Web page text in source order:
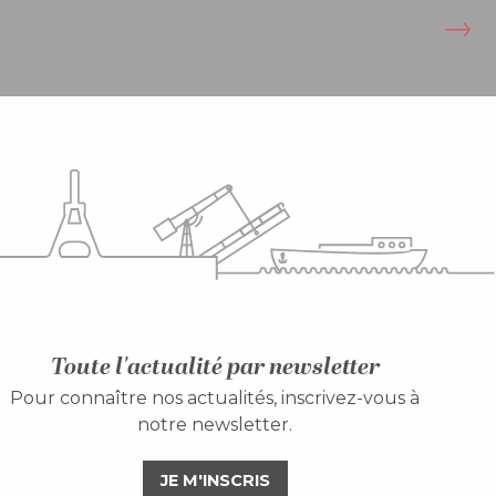
Toute l'actualité par newsletter
Pour connaître nos actualités, inscrivez-vous à
notre newsletter.
JE M'INSCRIS